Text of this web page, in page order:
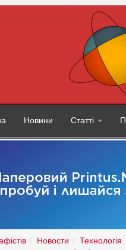
Новини Статті
Новости
Технологія